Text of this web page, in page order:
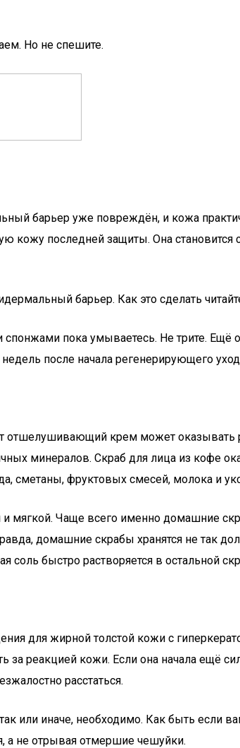
Но не спешите.
барьер уже повреждён, и кожа
последней защиты. Она становится
барьер. Как это сделать
пока умываетесь. Не трите. Ещё
после начала регенерирующего
отшелушивающий крем может
минералов. Скраб для лица из кофе
сметаны, фруктовых смесей, молока и
и мягкой. Чаще всего именно домашние
домашние скрабы хранятся не так
соль быстро растворяется в остальной
для жирной толстой кожи с
реакцией кожи. Если она начала ещё
расстаться.
или иначе, необходимо. Как быть если
а не отрывая отмершие чешуйки.